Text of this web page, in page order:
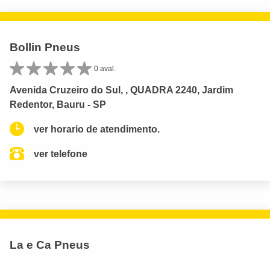
Bollin Pneus
0 aval.
Avenida Cruzeiro do Sul, , QUADRA 2240, Jardim
Redentor, Bauru - SP
ver horario de atendimento.
ver telefone
La e Ca Pneus